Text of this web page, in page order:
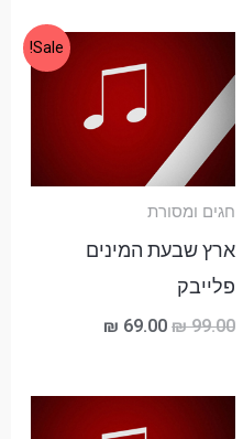
Sale!
חגים ומסורת
ארץ שבעת המינים
פלייבק
₪99.00
המקורי
₪ 69.00
המחיר
הנוכחי
₪ 69.00.